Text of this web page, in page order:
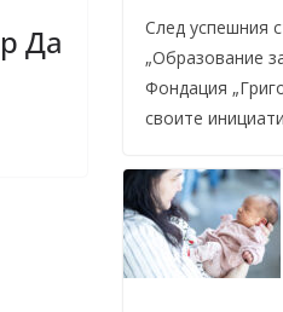
Да
След успешния
„Образование
Фондация
своите